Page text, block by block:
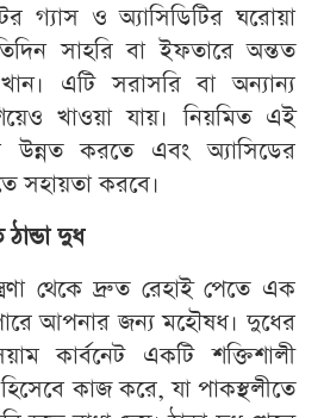
গ্যাস ও অ্যাসিডিটির ঘরোয়া
সাহরি বা ইফতারে অন্তত
এটি সরাসরি বা অন্যান্য
খাওয়া যায়। নিয়মিত এই
উন্নত করতে এবং অ্যাসিডের
সহায়তা করবে।
দুধ
থেকে দ্রুত রেহাই পেতে এক
আপনার জন্য মহৌষধ। দুধের
কার্বনেট একটি শক্তিশালী
কাজ করে, যা পাকস্থলীতে